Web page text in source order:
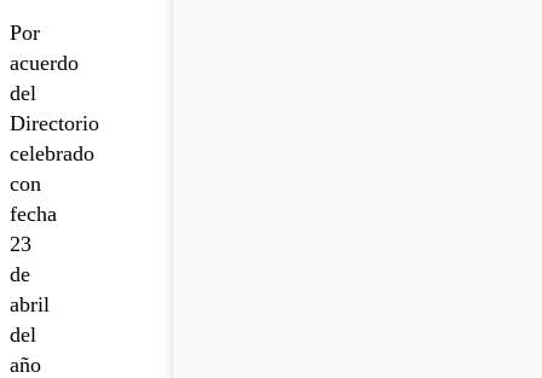
Por
acuerdo
del
Directorio
celebrado
con
fecha
23
de
abril
del
año